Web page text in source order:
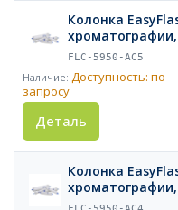
Колонка
80 г, 1 шт.
FLC-5950-AC5
Доступность: по
запросу
Деталь
Колонка
40 г, 1 шт.